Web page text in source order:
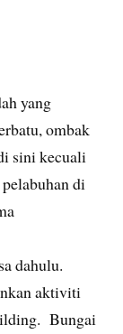
yang
ombak
sini kecuali
di
dahulu.
aktiviti
Bungai